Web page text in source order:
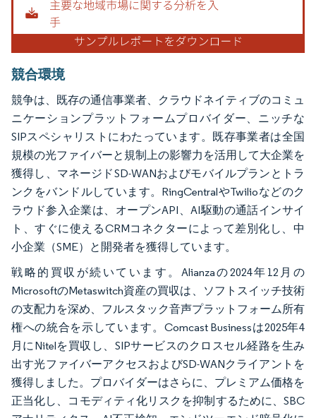
競合環境
競争は、既存の通信事業者、クラウドネイティブのコミュ
ニケーションプラットフォームプロバイダー、ニッチな
SIPスペシャリストにわたっています。既存事業者は全国
規模の光ファイバーと規制上の影響力を活用して大企業を
獲得し、マネージドSD-WANおよびモバイルプランとトラ
ンクをバンドルしています。RingCentralやTwilioなどのク
ラウド参入企業は、オープンAPI、AI駆動の通話インサイ
ト、すぐに使えるCRMコネクターによって差別化し、中
小企業（SME）と開発者を獲得しています。
戦略的買収が続いています。Alianzaの2024年12月の
MicrosoftのMetaswitch資産の買収は、ソフトスイッチ技術
の支配力を深め、フルスタック音声プラットフォーム所有
権への統合を示しています。Comcast Businessは2025年4
月にNitelを買収し、SIPサービスのクロスセル経路を生み
出す光ファイバーアクセスおよびSD-WANクライアントを
獲得しました。プロバイダーはさらに、プレミアム価格を
正当化し、コモディティ化リスクを抑制するために、SBC